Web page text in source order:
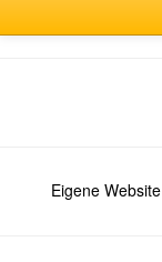
Eigene